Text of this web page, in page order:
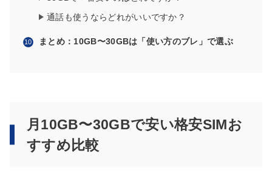
通話も使うならどれがいいですか？
まとめ：10GB〜30GBは「使い方のブレ」で選ぶ
月10GB〜30GBで安い格安SIMお
すすめ比較